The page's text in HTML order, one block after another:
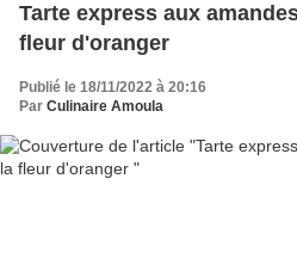
Tarte express aux
fleur d'oranger
Publié le 18/11/2022 à 20:16
Par Culinaire Amoula